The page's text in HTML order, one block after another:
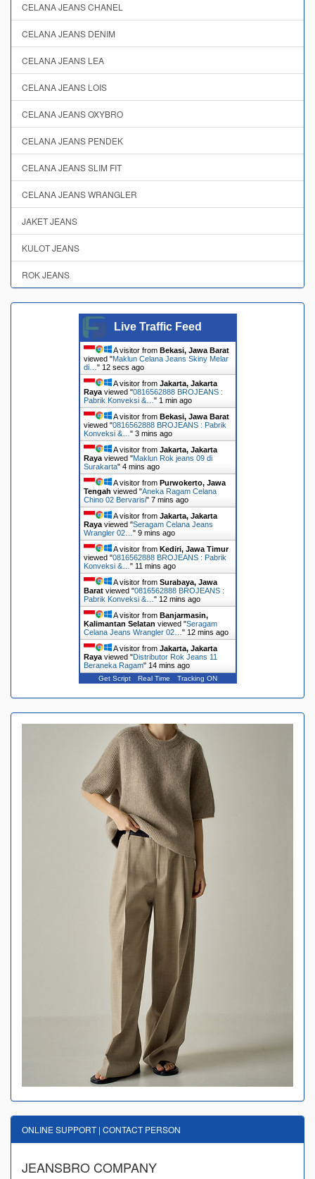
CELANA JEANS CHANEL
CELANA JEANS DENIM
CELANA JEANS LEA
CELANA JEANS LOIS
CELANA JEANS OXYBRO
CELANA JEANS PENDEK
CELANA JEANS SLIM FIT
CELANA JEANS WRANGLER
JAKET JEANS
KULOT JEANS
ROK JEANS
Live Traffic Feed
A visitor from Bekasi, Jawa Barat
viewed "Maklun Celana Jeans Skiny Melar
di… " 13 secs ago
A visitor from Jakarta, Jakarta
Rayaviewed "0816562888 BROJEANS :
Pabrik Konveksi &… " 1 min ago
A visitor from Bekasi, Jawa Barat
viewed "0816562888 BROJEANS : Pabrik
Konveksi &… " 3 mins ago
A visitor from Jakarta, Jakarta
Rayaviewed "Maklun Rok jeans 09 di
Surakarta" 4 mins ago
A visitor from Purwokerto, Jawa
Tengah viewed "Aneka Ragam Celana
Chino 02 Bervarisi" 7 mins ago
A visitor from Jakarta, Jakarta
Rayaviewed "Seragam Celana Jeans
Wrangler 02… " 9 mins ago
A visitor from Kediri, Jawa Timur
viewed "0816562888 BROJEANS : Pabrik
Konveksi &… " 11 mins ago
A visitor from Surabaya, Jawa
Baratviewed "0816562888 BROJEANS :
Pabrik Konveksi &… " 12 mins ago
A visitor from Banjarmasin,
Kalimantan Selatan viewed "Seragam
Celana Jeans Wrangler 02… " 12 mins ago
A visitor from Jakarta, Jakarta
Rayaviewed "Distributor Rok Jeans 11
Beraneka Ragam" 14 mins ago
Get Script Real Time Tracking ON
ONLINE SUPPORT | CONTACT PERSON
JEANSBRO COMPANY